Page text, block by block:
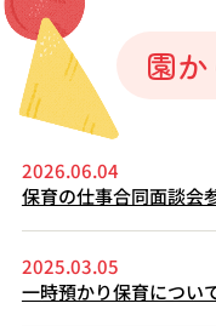
園
2026.06.04
保育の仕事合同面談会
2025.03.05
一時預かり保育につい